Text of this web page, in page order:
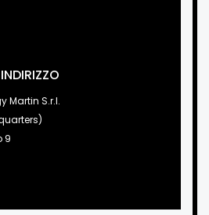
Martin S.r.l.
9